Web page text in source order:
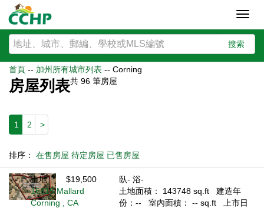
搜索
首頁 -- 加州所有城市列表 -- Corning
房屋列表共 96 筆房屋
1 2 >
排序： 在售房屋 待定房屋 已售房屋
土地
$19,500
16615 Mallard
Corning , CA
臥- 浴-
土地面積： 143748 sq.ft
建造年
份：--
室內面積： -- sq.ft
上市日